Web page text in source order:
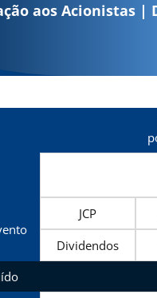
aos Acionistas |
JCP
Dividendos